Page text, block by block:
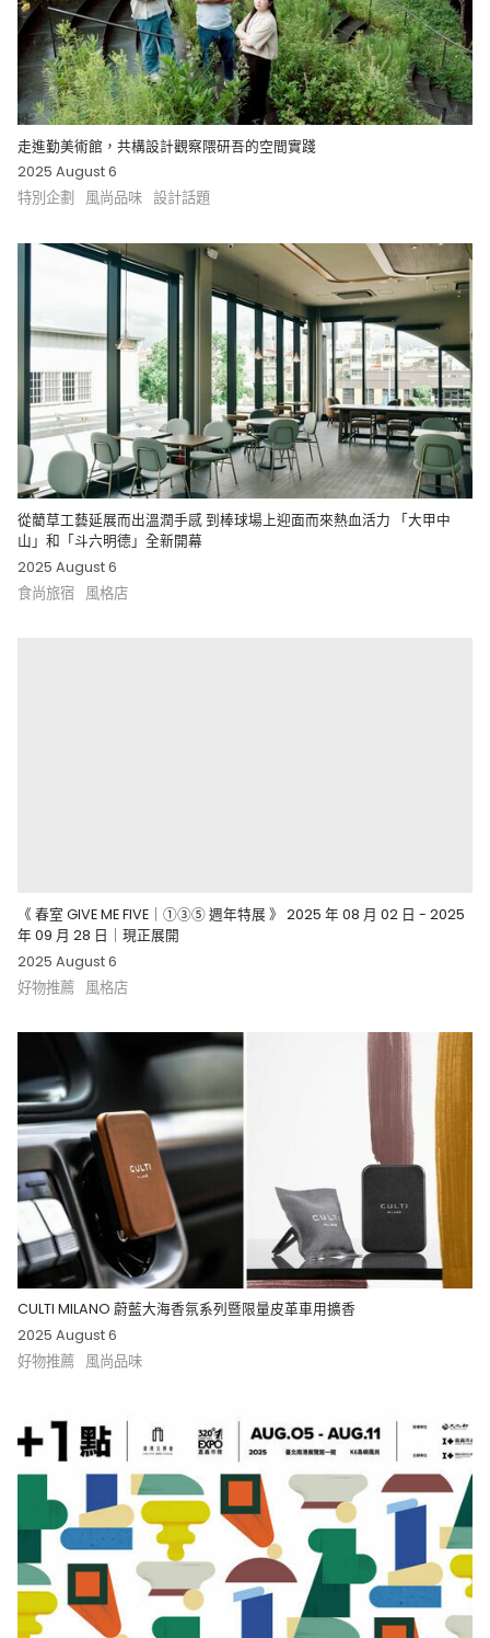
走進勤美術館，共構設計觀察隈研吾的空間實踐
2025 August 6
特別企劃 風尚品味 設計話題
從藺草工藝延展而出溫潤手感 到棒球場上迎面而來熱血活力 「大甲中
山」和「斗六明德」全新開幕
2025 August 6
食尚旅宿 風格店
《 春室 GIVE ME FIVE｜①③⑤ 週年特展 》 2025 年 08 月 02 日 - 2025
年 09 月 28 日｜現正展開
2025 August 6
好物推薦 風格店
CULTI MILANO 蔚藍大海香氛系列暨限量皮革車用擴香
2025 August 6
好物推薦 風尚品味